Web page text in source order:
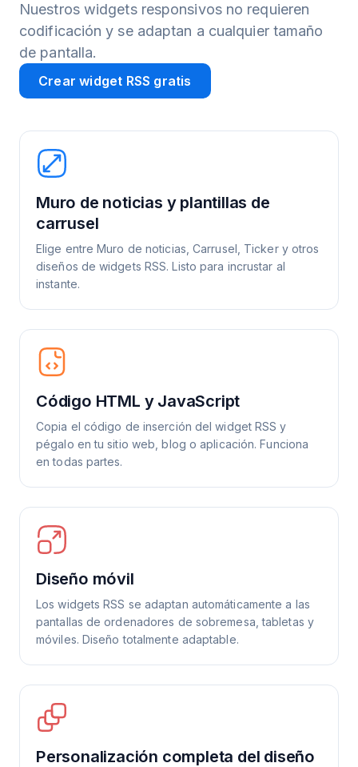
Nuestros widgets responsivos no requieren
codificación y se adaptan a cualquier tamaño
de pantalla.
Crear widget RSS gratis
Muro de noticias y plantillas de
carrusel
Elige entre Muro de noticias, Carrusel, Ticker y otros
diseños de widgets RSS. Listo para incrustar al
instante.
Código HTML y JavaScript
Copia el código de inserción del widget RSS y
pégalo en tu sitio web, blog o aplicación. Funciona
en todas partes.
Diseño móvil
Los widgets RSS se adaptan automáticamente a las
pantallas de ordenadores de sobremesa, tabletas y
móviles. Diseño totalmente adaptable.
Personalización completa del diseño